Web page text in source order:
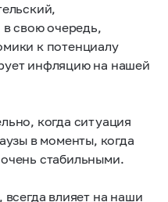
свою очередь,
к потенциалу
инфляцию на нашей
когда ситуация
в моменты, когда
стабильными.
влияет на наши